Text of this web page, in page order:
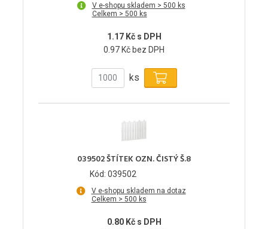
V e-shopu skladem > 500 ks
Celkem > 500 ks
1.17 Kč s DPH
0.97 Kč bez DPH
ks
039502 ŠTÍTEK OZN. ČISTÝ Š.8
Kód: 039502
V e-shopu skladem na dotaz
Celkem > 500 ks
0.80 Kč s DPH